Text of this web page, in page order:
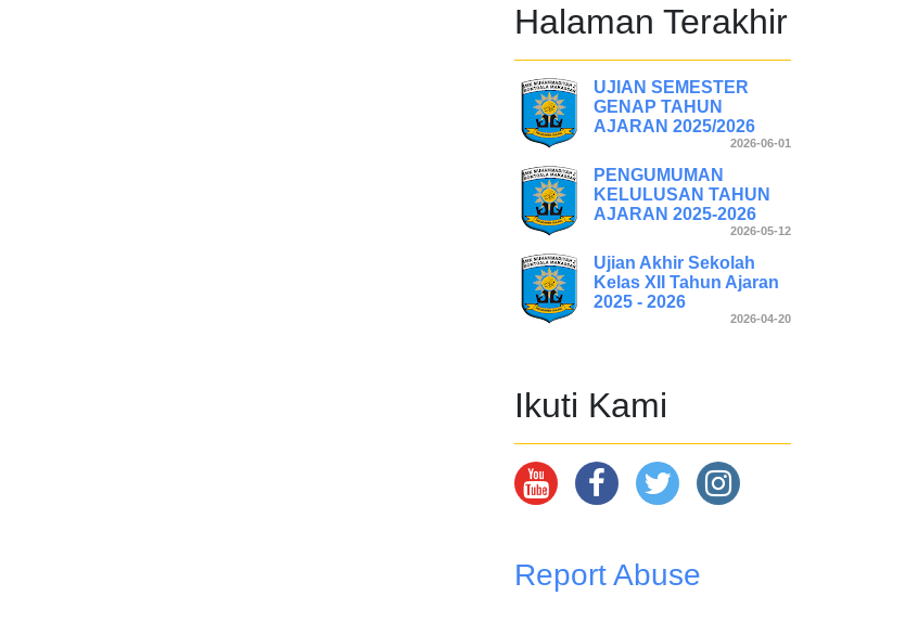
Halaman Terakhir
UJIAN SEMESTER
GENAP TAHUN
AJARAN 2025/2026
2026-06-01
PENGUMUMAN
KELULUSAN TAHUN
AJARAN 2025-2026
2026-05-12
Ujian Akhir Sekolah
Kelas XII Tahun Ajaran
2025 - 2026
2026-04-20
Ikuti Kami
Report Abuse